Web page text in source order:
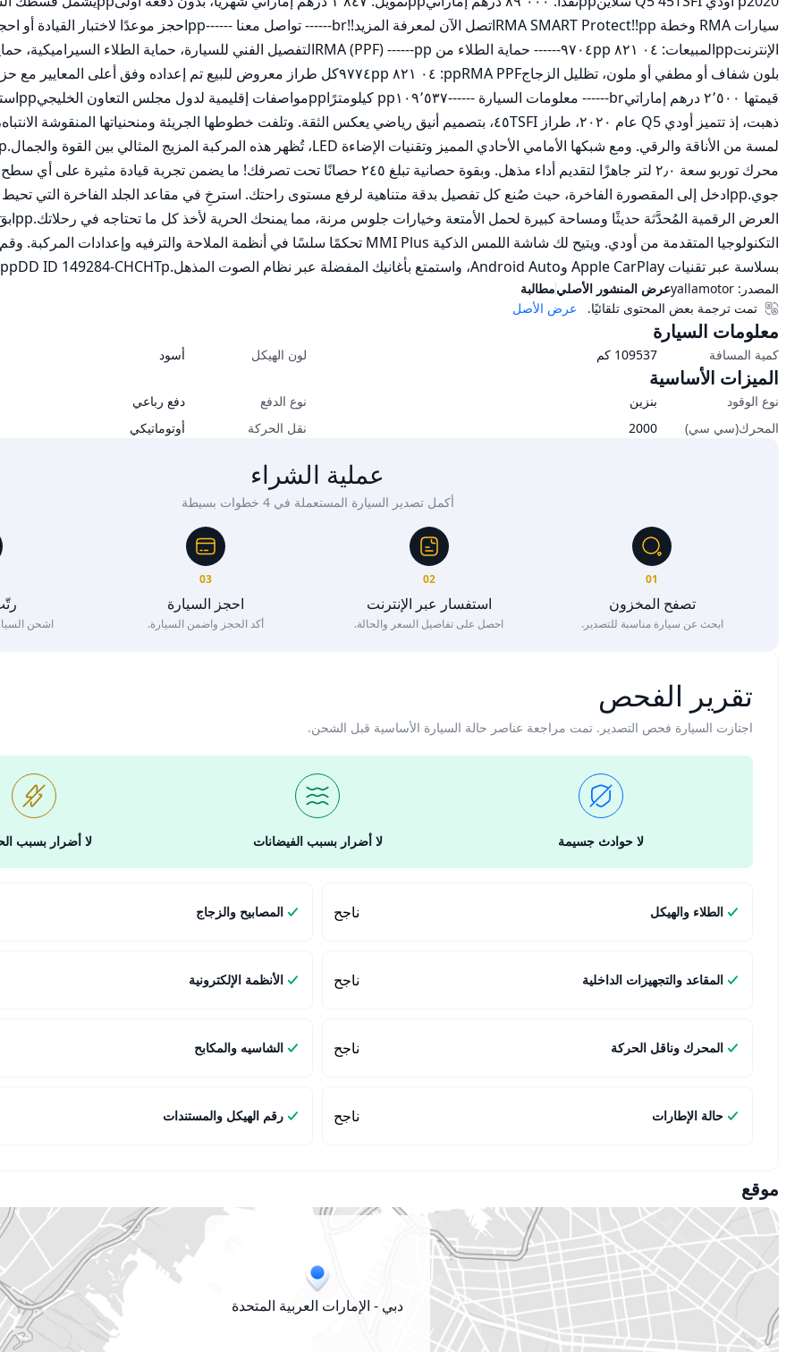
بسلاسة عبر تقنيات Apple CarPlay وAndroid Auto، واستمتع بأغانيك المفضلة عبر نظام الصوت المذهل.ppDD ID 149284-CHCHTp
المصدر: yallamotorعرض المنشور الأصليمطالبة
عرض الأصل
تمت ترجمة بعض المحتوى تلقائيًا.
معلومات السيارة
كمية المسافة 109537 كم لون الهيكل أسود
الميزات الأساسية
نوع الوقود بنزين نوع الدفع
دفع رباعي
المحرك(سي سي)
2000 نقل الحركة أوتوماتيكي
عملية الشراء
أكمل تصدير السيارة المستعملة في 4 خطوات بسيطة
01
تصفح المخزون
ابحث عن سيارة مناسبة للتصدير.
02
استفسار عبر الإنترنت
احصل على تفاصيل السعر والحالة.
03
احجز السيارة
أكد الحجز واضمن السيارة. اشحن
تقرير الفحص
اجتازت السيارة فحص التصدير. تمت مراجعة عناصر حالة السيارة الأساسية قبل الشحن.
لا حوادث جسيمة لا أضرار بسبب الفيضانات لا أضرار بسبب
الطلاء والهيكل ناجح المصابيح والزجاج
المقاعد والتجهيزات الداخلية ناجح الأنظمة الإلكترونية
المحرك وناقل الحركة ناجح الشاسيه والمكابح
حالة الإطارات ناجح رقم الهيكل والمستندات
موقع
دبي - الإمارات العربية المتحدة